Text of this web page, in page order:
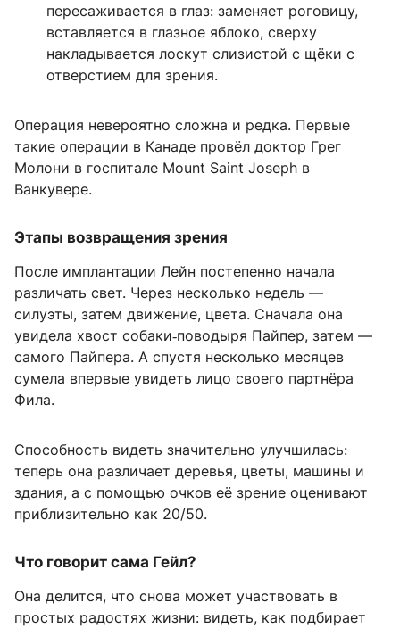
пересаживается в глаз: заменяет роговицу,
вставляется в глазное яблоко, сверху
накладывается лоскут слизистой с щёки с
отверстием для зрения.
Операция невероятно сложна и редка. Первые
такие операции в Канаде провёл доктор Грег
Молони в госпитале Mount Saint Joseph в
Ванкувере.
Этапы возвращения зрения
После имплантации Лейн постепенно начала
различать свет. Через несколько недель —
силуэты, затем движение, цвета. Сначала она
увидела хвост собаки‑поводыря Пайпер, затем —
самого Пайпера. А спустя несколько месяцев
сумела впервые увидеть лицо своего партнёра
Фила.
Способность видеть значительно улучшилась:
теперь она различает деревья, цветы, машины и
здания, а с помощью очков её зрение оценивают
приблизительно как 20/50.
Что говорит сама Гейл?
Она делится, что снова может участвовать в
простых радостях жизни: видеть, как подбирает